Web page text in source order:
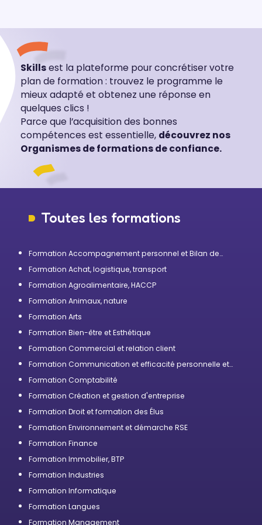
Skillsest la plateforme pour concrétiser votre
plan de formation : trouvez le programme le
mieux adapté et obtenez une réponse en
quelques clics !
Parce que l’acquisition des bonnes
compétences est essentielle, découvrez nos
Organismes de formations de confiance.
Toutes les formations
Formation Accompagnement personnel et Bilan de
Formation Achat, logistique, transport
Formation Agroalimentaire, HACCP
Formation Animaux, nature
Formation Arts
Formation Bien-être et Esthétique
Formation Commercial et relation client
Formation Communication et efficacité personnelle et
Formation Comptabilité
Formation Création et gestion d'entreprise
Formation Droit et formation des Élus
Formation Environnement et démarche RSE
Formation Finance
Formation Immobilier, BTP
Formation Industries
Formation Informatique
Formation Langues
Formation Management